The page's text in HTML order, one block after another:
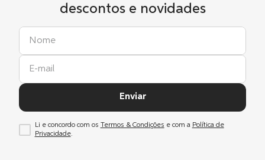
descontos e novidades
Enviar
Li e concordo com os Termos & Condições e com a Política de
Privacidade.